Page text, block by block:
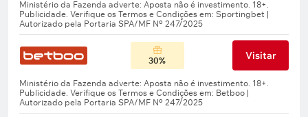
30% Visitar